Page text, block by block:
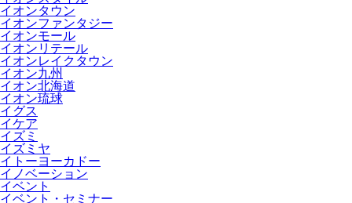
イオンタウン
イオンファンタジー
イオンモール
イオンリテール
イオンレイクタウン
イオン九州
イオン北海道
イオン琉球
イグス
イケア
イズミ
イズミヤ
イトーヨーカドー
イノベーション
イベント
イベント・セミナー